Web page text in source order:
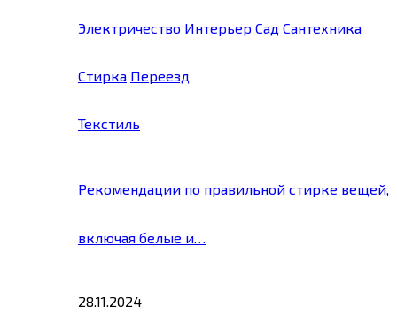
Электричество Интерьер Сад Сантехника
Стирка Переезд
Текстиль
Рекомендации по правильной стирке вещей,
включая белые и…
28.11.2024